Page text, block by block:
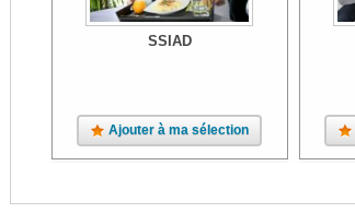
SSIAD
Ajouter à ma sélection